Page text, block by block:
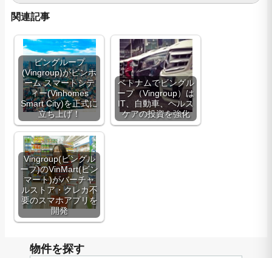
関連記事
ビングループ
(Vingroup)がビンホ
ーム スマートシテ
ィー(Vinhomes
Smart City)を正式に
立ち上げ！
ベトナムでビングル
ープ（Vingroup）は
IT、自動車、ヘルス
ケアの投資を強化
Vingroup(ビングル
ープ)のVinMart(ビン
マート)がバーチャ
ルストア・クレカ不
要のスマホアプリを
開発
物件を探す